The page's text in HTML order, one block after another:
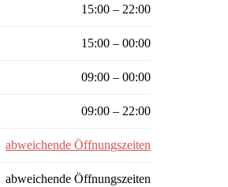
15:00 – 22:00
15:00 – 00:00
09:00 – 00:00
09:00 – 22:00
abweichende Öffnungszeiten
abweichende Öffnungszeiten